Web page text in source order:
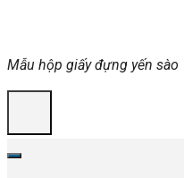
Mẫu hộp giấy đựng yến sào